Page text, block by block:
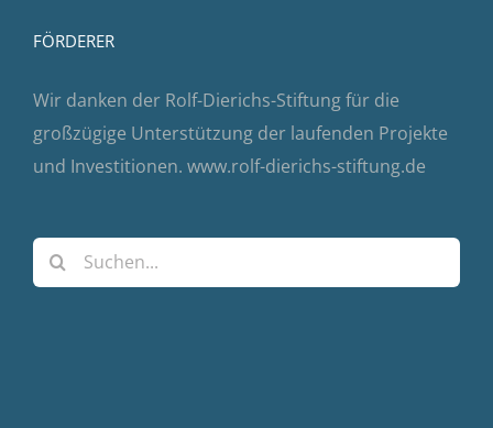
FÖRDERER
Wir danken der Rolf-Dierichs-Stiftung für die
großzügige Unterstützung der laufenden Projekte
und Investitionen. www.rolf-dierichs-stiftung.de
Suche
nach: